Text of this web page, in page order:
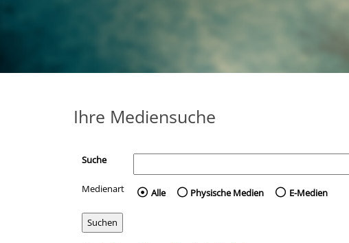
Ihre Mediensuche
Suche
Medienart Wählen Sie die Medienart nach
Alle Physische Medien E-Medien